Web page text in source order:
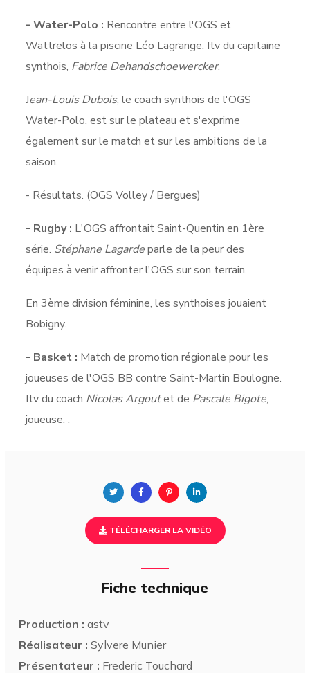
- Water-Polo : Rencontre entre l'OGS et
Wattrelos à la piscine Léo Lagrange. Itv du capitaine
synthois, Fabrice Dehandschoewercker.
Jean-Louis Dubois, le coach synthois de l'OGS
Water-Polo, est sur le plateau et s'exprime
également sur le match et sur les ambitions de la
saison.
- Résultats. (OGS Volley / Bergues)
- Rugby : L'OGS affrontait Saint-Quentin en 1ère
série. Stéphane Lagardeparle de la peur des
équipes à venir affronter l'OGS sur son terrain.
En 3ème division féminine, les synthoises jouaient
Bobigny.
- Basket : Match de promotion régionale pour les
joueuses de l'OGS BB contre Saint-Martin Boulogne.
Itv du coach Nicolas Argoutet de Pascale Bigote,
joueuse. .
TÉLÉCHARGER LA VIDÉO
Fiche technique
Production : astv
Réalisateur : Sylvere Munier
Présentateur : Frederic Touchard